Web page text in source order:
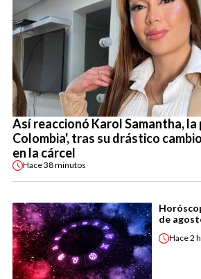
Así reaccionó Karol Samantha, la
Colombia', tras su drástico
en la cárcel
Hace38 minutos
de
Hace2